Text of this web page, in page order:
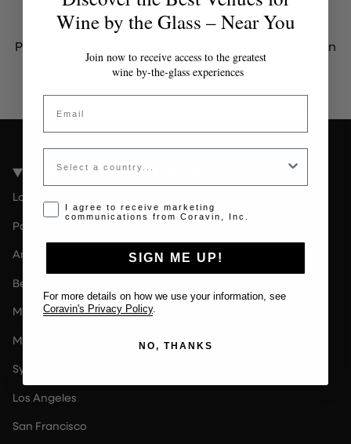
Token inválido o expirado
Por favor contacta al administrador para obtener un
token válido.
Coravin Guide Locations
London
Paris
Amsterdam
Berlin
Milan
Melbourne
Sydney
Los Angeles
San Francisco
Wine by the Glass – Near You
Join now to receive access to the greatest
wine by-the-glass experiences
Email
Country
Opt-in disclaimer
I agree to receive marketing
communications from Coravin, Inc.
SIGN ME UP!
For more details on how we use your information, see
Coravin's Privacy Policy
NO, THANKS